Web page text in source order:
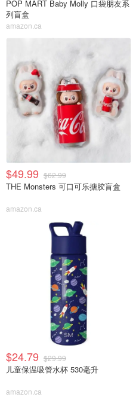
POP MART Baby Molly 口袋朋友系
列盲盒
amazon.ca
$49.99 $62.99
THE Monsters 可口可乐搪胶盲盒
amazon.ca
$24.79 $29.99
儿童保温吸管水杯 530毫升
amazon.ca